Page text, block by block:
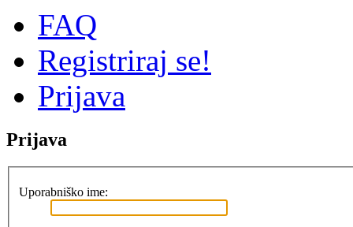
FAQ
Registriraj se!
Prijava
Prijava
Uporabniško ime: